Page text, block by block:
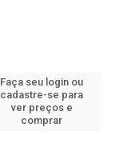
Faça seu login ou
cadastre-se para
ver preços e
comprar